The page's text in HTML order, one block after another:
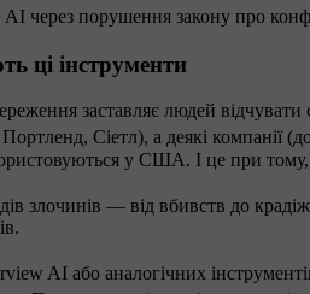
через порушення закону про
ці інструменти
заставляє людей
Сіетл), а деякі компанії
у США. І це при тому,
злочинів — від вбивств до
AI або аналогічних